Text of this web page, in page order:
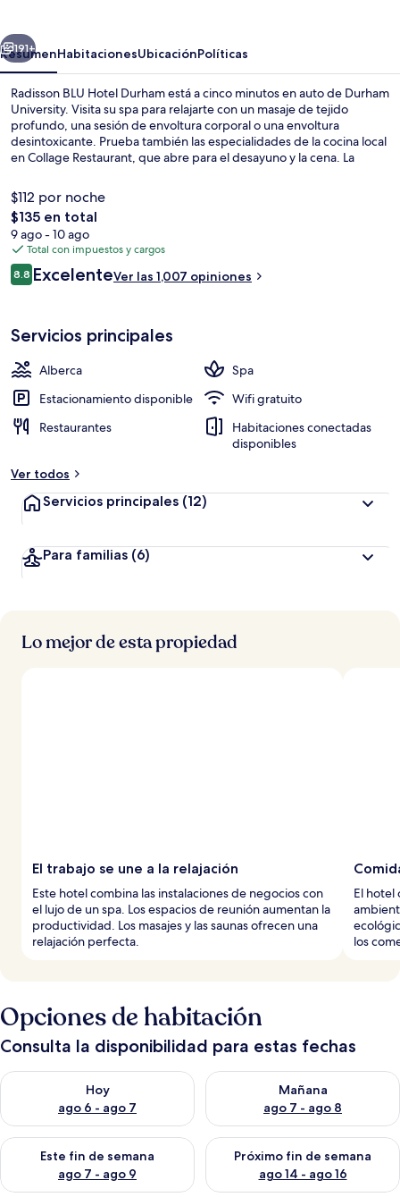
Siguiente
191+
ResumenHabitacionesUbicaciónPolíticas
Radisson BLU Hotel Durham está a cinco minutos en auto de Durham
University. Visita su spa para relajarte con un masaje de tejido
profundo, una sesión de envoltura corporal o una envoltura
desintoxicante. Prueba también las especialidades de la cocina local
en Collage Restaurant, que abre para el desayuno y la cena. La
gimnasio. A otros visitantes les encantan las amenidades y
características como el personal amable y la ubicación.
$112 por noche
El
precio
total
es
de
$135 en total
9 ago - 10 ago
Total con impuestos y cargos
Opiniones
8.88.8 de 10,
ExcelenteVer las 1,007 opiniones
Servicios principales
Alberca
Spa
Estacionamiento disponible
Wifi gratuito
Restaurantes
Habitaciones conectadas
disponibles
Ver todos
Servicios principales (12)
Para familias (6)
Lo mejor de esta propiedad
El trabajo se une a la relajación
Este hotel combina las instalaciones de negocios con
el lujo de un spa. Los espacios de reunión aumentan la
productividad. Los masajes y las saunas ofrecen una
relajación perfecta.
El hotel
los
Opciones de habitación
Consulta la disponibilidad para estas fechas
Hoy
ago 6 - ago 7
Consulta la disponibilidad para hoy ago 6 - ago 7
Mañana
ago 7 - ago 8
Consulta la disponibilidad
Este fin de semana
ago 7 - ago 9
Consulta la disponibilidad para este fin de semana ago 7 -
Próximo fin de semana
ago 14 - ago 16
Consulta la disponibilidad